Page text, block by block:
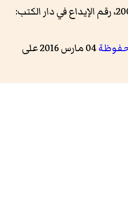
، الجزء الخامس، الصفحة 193، الطبعة الثانية 2007، رقم الإيداع في دار الكتب:
04 مارس 2016 على